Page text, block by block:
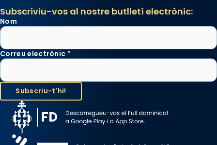
Subscriviu-vos al nostre butlletí electrònic:
Nom
Correu electrònic *